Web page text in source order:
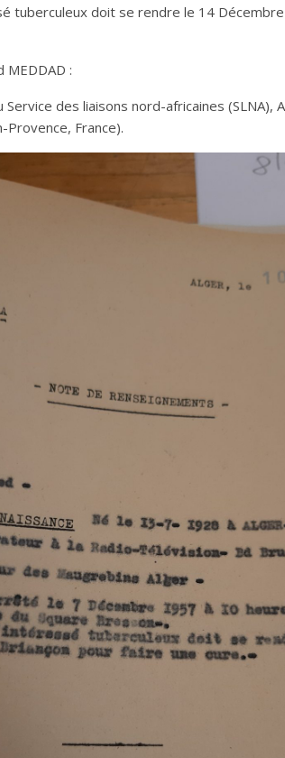
tuberculeux doit se rendre le 14
MEDDAD :
des liaisons nord-africaines (SLNA),
Provence, France).